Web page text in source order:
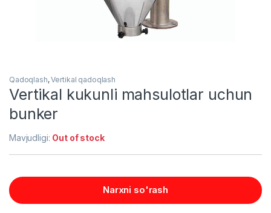
Qadoqlash,Vertikal qadoqlash
Vertikal kukunli mahsulotlar uchun
bunker
Mavjudligi: Out of stock
Narxni so'rash